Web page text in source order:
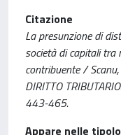
Citazione
La presunzione di
società di capitali tra
contribuente / Scanu,
DIRITTO
443-465.
Appare nelle